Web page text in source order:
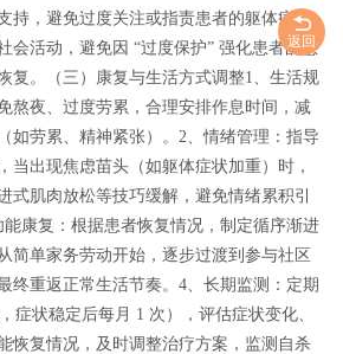
持，避免过度关注或指责患者的躯体症
会活动，避免因 “过度保护” 强化患者的患
复。
（三）康复与生活方式调整1、生活规
熬夜、过度劳累，合理安排作息时间，减
如劳累、精神紧张）。2、情绪管理：指导
当出现焦虑苗头（如躯体症状加重）时，
式肌肉放松等技巧缓解，避免情绪累积引
康复：根据患者恢复情况，制定循序渐进
简单家务劳动开始，逐步过渡到参与社区
终重返正常生活节奏。4、长期监测：定期
症状稳定后每月 1 次），评估症状变化、
恢复情况，及时调整治疗方案，监测自杀
返回